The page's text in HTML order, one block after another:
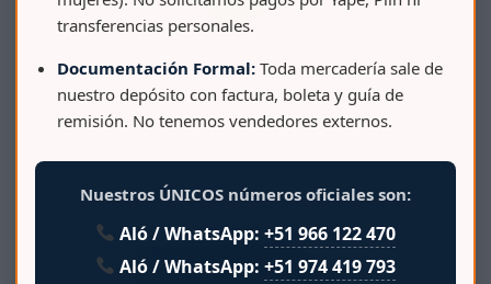
PAPELERA VAIVEN CLASICA 1400
transferencias personales.
Documentación Formal: Toda mercadería sale de
nuestro depósito con factura, boleta y guía de
remisión. No tenemos vendedores externos.
Nuestros ÚNICOS números oficiales son:
Aló / WhatsApp:+51 966 122 470
Aló / WhatsApp:+51 974 419 793